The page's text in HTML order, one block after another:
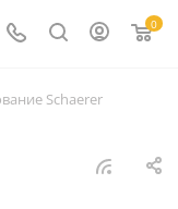
0
Schaerer